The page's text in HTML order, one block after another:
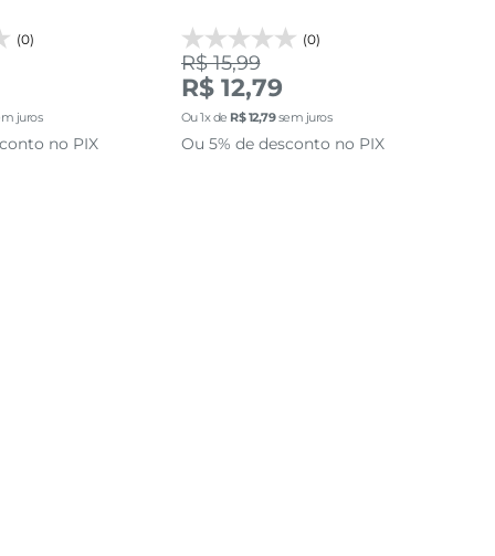
(0)
juros
no PIX
(0)
R$ 15,99
R$ 12,79
Ou1x de R$ 12,79sem juros
Ou 5% de desconto no PIX